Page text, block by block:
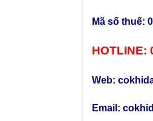
Mã số thuế:
HOTLINE:
Web:
Email: